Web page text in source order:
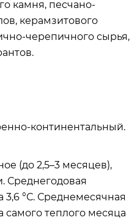
камня, песчано-
керамзитового
черепичного сырья,
континентальный.
(до 2,5–3 месяцев),
Среднегодовая
3,6 °С. Среднемесячная
самого теплого месяца